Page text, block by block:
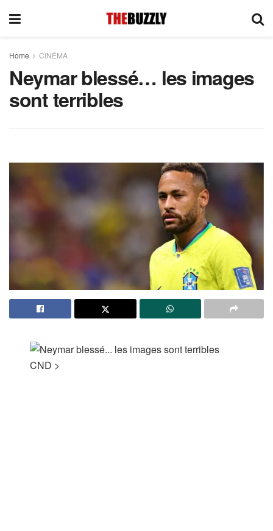
Home CINÉMA
Neymar blessé… les images
sont terribles
CND >